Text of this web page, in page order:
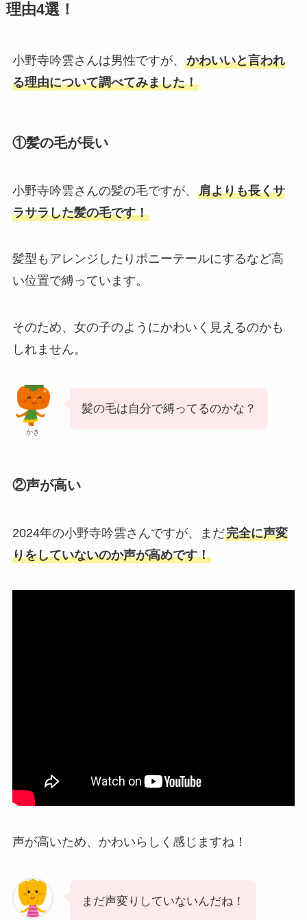
理由4選！
小野寺吟雲さんは男性ですが、 かわいいと言われ
る理由について調べてみました！
①髪の毛が長い
小野寺吟雲さんの髪の毛ですが、 肩よりも長くサ
ラサラした髪の毛です！
髪型もアレンジしたりポニーテールにするなど高
い位置で縛っています。
そのため、女の子のようにかわいく見えるのかも
しれません。
かき
髪の毛は自分で縛ってるのかな？
②声が高い
2024年の小野寺吟雲さんですが、まだ完全に声変
りをしていないのか声が高めです！
声が高いため、かわいらしく感じますね！
まだ声変りしていないんだね！